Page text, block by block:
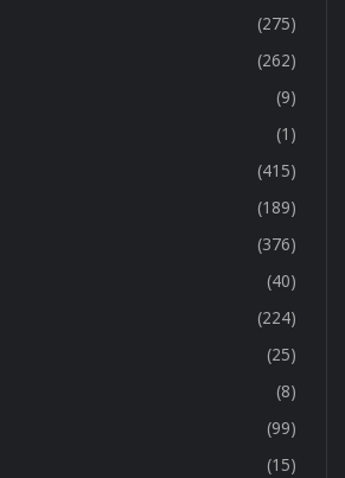
(275)
(262)
(9)
(1)
(415)
(189)
(376)
(40)
(224)
(25)
(8)
(99)
(15)